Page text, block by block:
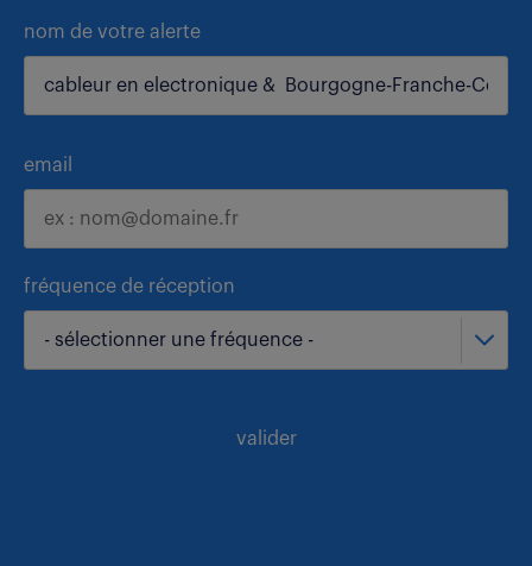
nom de votre alerte
email
fréquence de réception
- sélectionner une fréquence -
valider